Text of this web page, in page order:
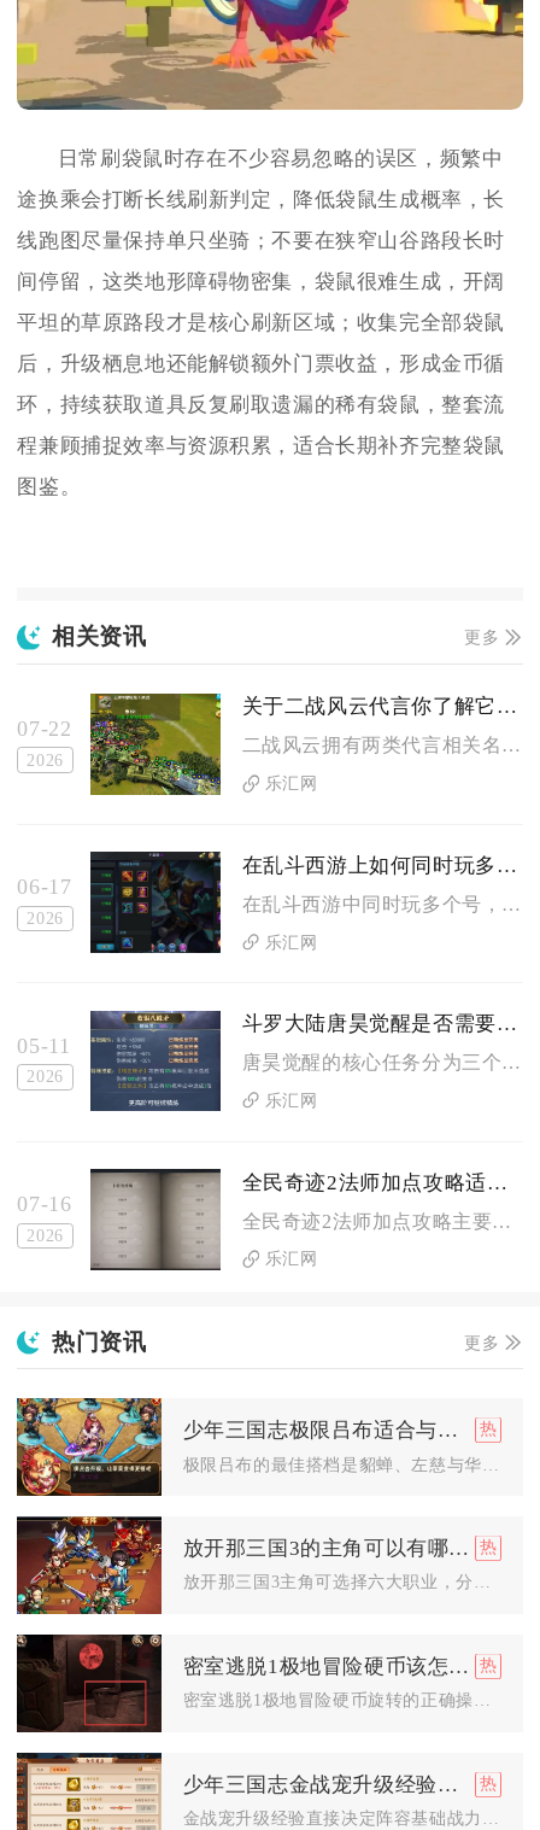
日常刷袋鼠时存在不少容易忽略的误区，频繁中
途换乘会打断长线刷新判定，降低袋鼠生成概率，长
线跑图尽量保持单只坐骑；不要在狭窄山谷路段长时
间停留，这类地形障碍物密集，袋鼠很难生成，开阔
平坦的草原路段才是核心刷新区域；收集完全部袋鼠
后，升级栖息地还能解锁额外门票收益，形成金币循
环，持续获取道具反复刷取遗漏的稀有袋鼠，整套流
程兼顾捕捉效率与资源积累，适合长期补齐完整袋鼠
图鉴。
相关资讯 更多
07-22
2026
关于二战风云代言你了解它的名称吗
二战风云拥有两类代言相关名称，官方签约固定代言人名为刘凡菲，...
乐汇网
06-17
2026
在乱斗西游上如何同时玩多个号
在乱斗西游中同时玩多个号，核心是通过安卓系统分身、第三方多开...
乐汇网
05-11
2026
斗罗大陆唐昊觉醒是否需要完成特定任务
唐昊觉醒的核心任务分为三个阶段，全部在斗罗之路主线中解锁，无...
乐汇网
07-16
2026
全民奇迹2法师加点攻略适用于哪些游戏模式
全民奇迹2法师加点攻略主要适配副本挑战、野外刷怪、跨服竞技以...
乐汇网
热门资讯 更多
少年三国志极限吕布适合与谁组成最佳搭档
放开那三国3的主角可以有哪些职业选择
放开那三国3主角可选择六大职业，分别为先锋、护卫、刺客、统领...
密室逃脱1极地冒险硬币该怎样旋转
密室逃脱1极地冒险硬币旋转的正确操作是：外环硬币顺时针旋转2...
少年三国志金战宠升级经验如何影响游戏进程
金战宠升级经验直接决定阵容基础战力、养成节奏与实战上限，是推...